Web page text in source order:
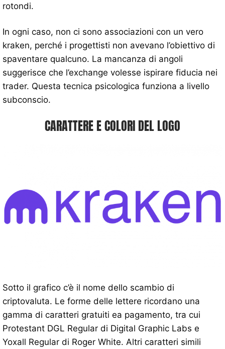
rotondi.
In ogni caso, non ci sono associazioni con un vero
kraken, perché i progettisti non avevano l’obiettivo di
spaventare qualcuno. La mancanza di angoli
suggerisce che l’exchange volesse ispirare fiducia nei
trader. Questa tecnica psicologica funziona a livello
subconscio.
CARATTERE E COLORI DEL LOGO
Sotto il grafico c’è il nome dello scambio di
criptovaluta. Le forme delle lettere ricordano una
gamma di caratteri gratuiti ea pagamento, tra cui
Protestant DGL Regular di Digital Graphic Labs e
Yoxall Regular di Roger White. Altri caratteri simili